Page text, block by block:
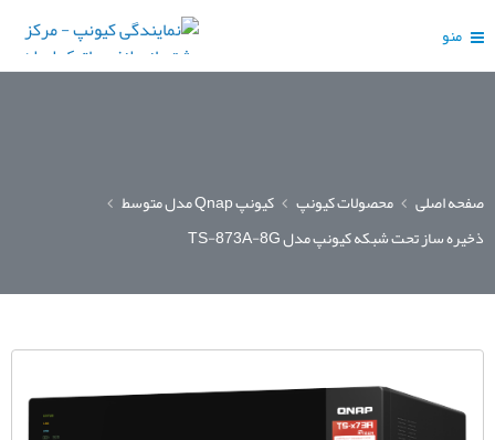
منو
صفحه اصلی محصولات کیونپ
کیونپ Qnap مدل متوسط
ذخیره ساز تحت شبکه کیونپ مدل TS-873A-8G